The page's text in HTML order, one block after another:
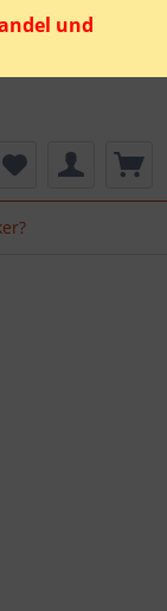
und